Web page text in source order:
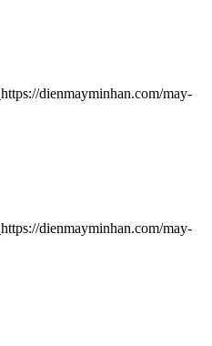
https://dienmayminhan.com/may-
https://dienmayminhan.com/may-